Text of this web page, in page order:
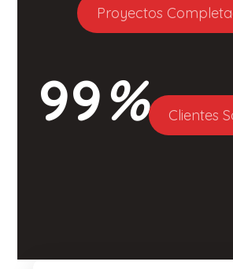
Proyectos
99% Clientes